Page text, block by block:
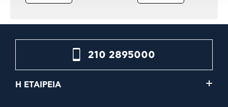
210 2895000
Η ΕΤΑΙΡΕΙΑ